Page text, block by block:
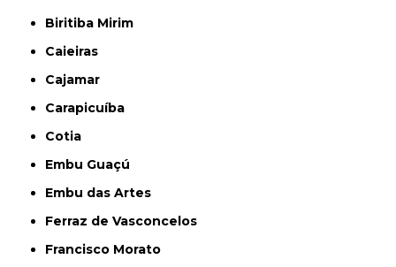
Biritiba Mirim
Caieiras
Cajamar
Carapicuíba
Cotia
Embu Guaçú
Embu das Artes
Ferraz de Vasconcelos
Francisco Morato